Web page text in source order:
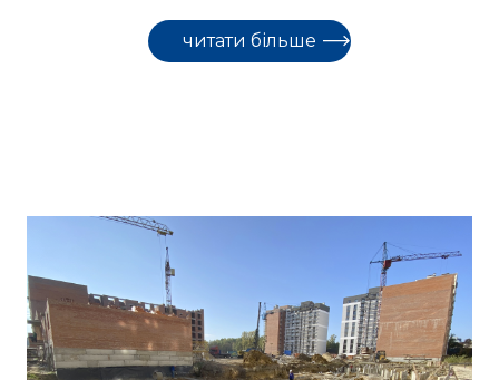
читати більше